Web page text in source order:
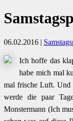
06.02.2016 |
Ich hoffe das
habe mich mal
mal frische Luft. Und
werde die paar
Monstermann (Ich